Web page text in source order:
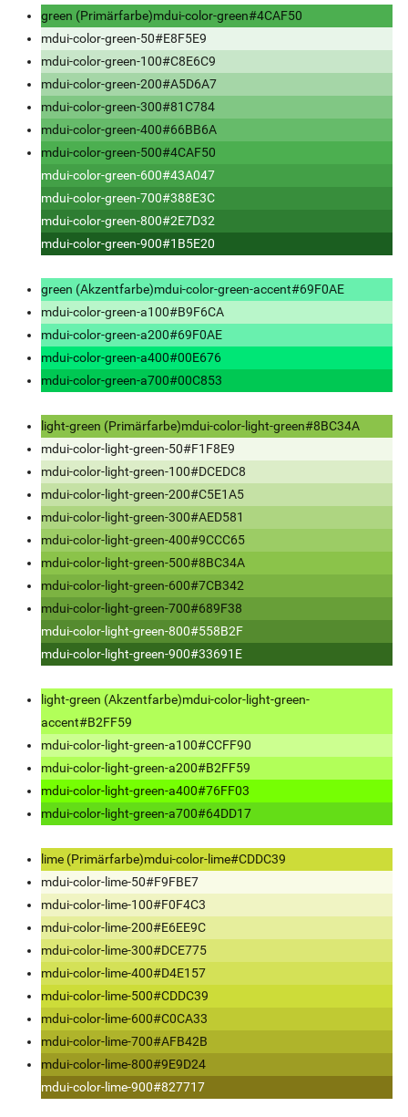
green (Primärfarbe)mdui-color-green#4CAF50
mdui-color-green-50#E8F5E9
mdui-color-green-100#C8E6C9
mdui-color-green-200#A5D6A7
mdui-color-green-300#81C784
mdui-color-green-400#66BB6A
mdui-color-green-500#4CAF50
mdui-color-green-600#43A047
mdui-color-green-700#388E3C
mdui-color-green-800#2E7D32
mdui-color-green-900#1B5E20
green (Akzentfarbe)mdui-color-green-accent#69F0AE
mdui-color-green-a100#B9F6CA
mdui-color-green-a200#69F0AE
mdui-color-green-a400#00E676
mdui-color-green-a700#00C853
light-green (Primärfarbe)mdui-color-light-green#8BC34A
mdui-color-light-green-50#F1F8E9
mdui-color-light-green-100#DCEDC8
mdui-color-light-green-200#C5E1A5
mdui-color-light-green-300#AED581
mdui-color-light-green-400#9CCC65
mdui-color-light-green-500#8BC34A
mdui-color-light-green-600#7CB342
mdui-color-light-green-700#689F38
mdui-color-light-green-800#558B2F
mdui-color-light-green-900#33691E
light-green (Akzentfarbe)mdui-color-light-green-
accent#B2FF59
mdui-color-light-green-a100#CCFF90
mdui-color-light-green-a200#B2FF59
mdui-color-light-green-a400#76FF03
mdui-color-light-green-a700#64DD17
lime (Primärfarbe)mdui-color-lime#CDDC39
mdui-color-lime-50#F9FBE7
mdui-color-lime-100#F0F4C3
mdui-color-lime-200#E6EE9C
mdui-color-lime-300#DCE775
mdui-color-lime-400#D4E157
mdui-color-lime-500#CDDC39
mdui-color-lime-600#C0CA33
mdui-color-lime-700#AFB42B
mdui-color-lime-800#9E9D24
mdui-color-lime-900#827717